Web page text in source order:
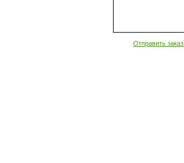
Отправить заказ